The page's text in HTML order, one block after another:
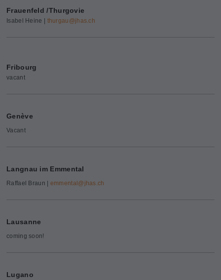
Frauenfeld /Thurgovie
Isabel Heine | thurgau@jhas.ch
Fribourg
vacant
Genève
Vacant
Langnau im Emmental
Raffael Braun | emmental@ jhas.ch
Lausanne
coming soon!
Lugano